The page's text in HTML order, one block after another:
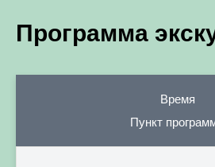
Программа
Время
Пункт